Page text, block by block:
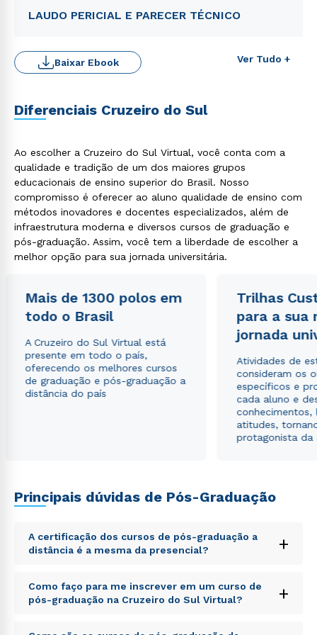
LAUDO PERICIAL E PARECER TÉCNICO
Ver Tudo +
Baixar Ebook
Diferenciais Cruzeiro do Sul
Ao escolher a Cruzeiro do Sul Virtual, você conta com a
qualidade e tradição de um dos maiores grupos
educacionais de ensino superior do Brasil. Nosso
compromisso é oferecer ao aluno qualidade de ensino com
métodos inovadores e docentes especializados, além de
infraestrutura moderna e diversos cursos de graduação e
pós-graduação. Assim, você tem a liberdade de escolher a
melhor opção para sua jornada universitária.
Mais de 1300 polos em
todo o Brasil
A Cruzeiro do Sul Virtual está
presente em todo o país,
oferecendo os melhores cursos
de graduação e pós-graduação a
distância do país
Trilhas
para a sua
jornada
Atividades de
consideram os
específicos e
cada aluno e
conhecimentos,
atitudes,
protagonista da
Principais dúvidas de Pós-Graduação
A certificação dos cursos de pós-graduação a
distância é a mesma da presencial?
+
Sed ut perspiciatis unde omnis iste natus error sit
voluptatem accusantium doloremque laudantium,
totam rem aperiam, eaque ipsa quae ab illo inventore
Como faço para me inscrever em um curso de
pós-graduação na Cruzeiro do Sul Virtual?
+
Sed ut perspiciatis unde omnis iste natus error sit
Rápido e fácil
WhatsApp
ou
Estou de acordo com a Política de Privacidade.e
autorizo que meus dados sejam utilizados para o
envio de conteúdos da Cruzeiro do Sul.